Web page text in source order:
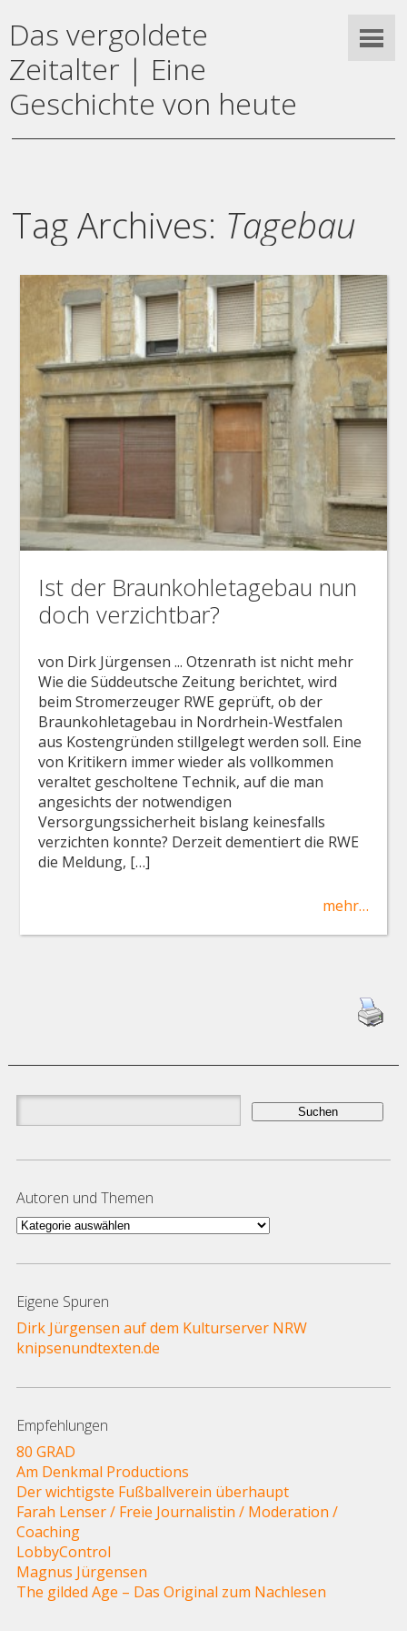
Das vergoldete
Zeitalter | Eine
Geschichte von heute
Tag Archives: Tagebau
Ist der Braunkohletagebau nun
doch verzichtbar?
von Dirk Jürgensen ... Otzenrath ist nicht mehr
Wie die Süddeutsche Zeitung berichtet, wird
beim Stromerzeuger RWE geprüft, ob der
Braunkohletagebau in Nordrhein-Westfalen
aus Kostengründen stillgelegt werden soll. Eine
von Kritikern immer wieder als vollkommen
veraltet gescholtene Technik, auf die man
angesichts der notwendigen
Versorgungssicherheit bislang keinesfalls
verzichten konnte? Derzeit dementiert die RWE
die Meldung, […]
mehr…
Suchen
nach:
Autoren und Themen
Autoren
Themen
Eigene Spuren
Dirk Jürgensen auf dem Kulturserver NRW
knipsenundtexten.de
Empfehlungen
80 GRAD
Am Denkmal Productions
Der wichtigste Fußballverein überhaupt
Farah Lenser / Freie Journalistin / Moderation /
Coaching
LobbyControl
Magnus Jürgensen
The gilded Age – Das Original zum Nachlesen